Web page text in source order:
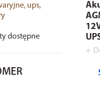
ups,
dostępne